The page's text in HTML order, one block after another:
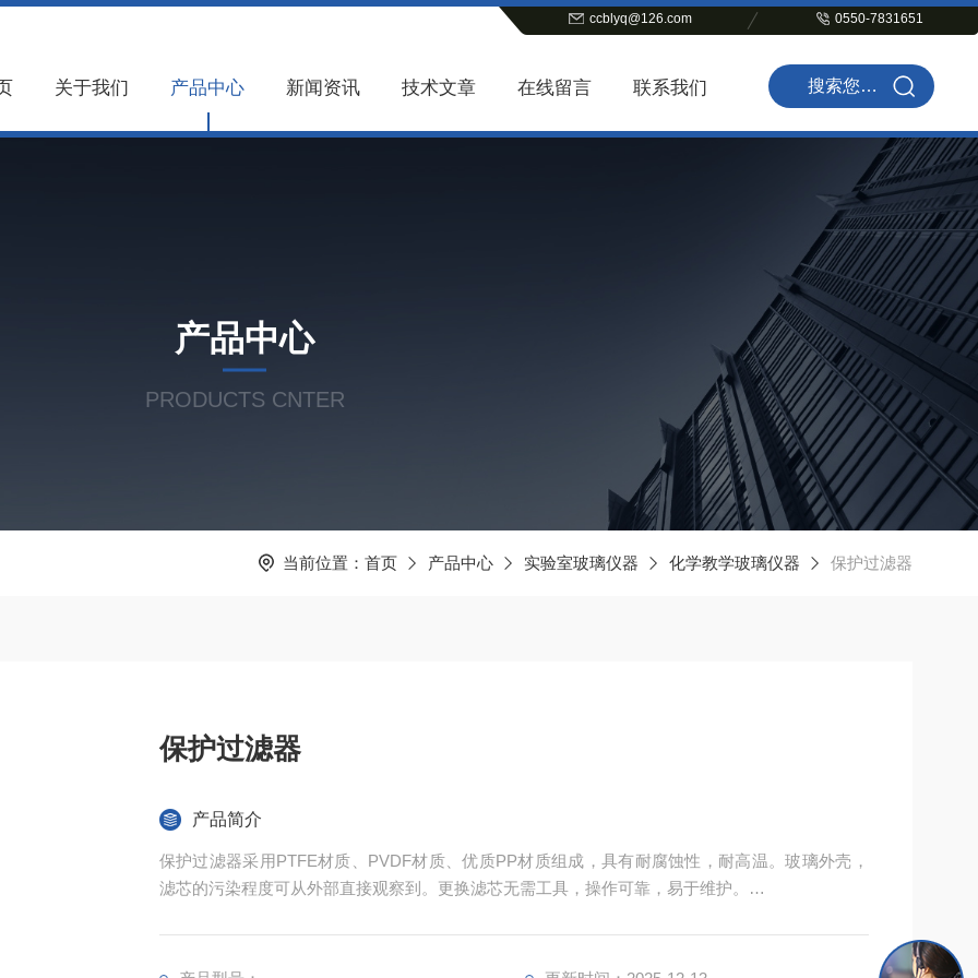
ccblyq@126.com 0550-7831651
关于我们 产品中心 新闻资讯 技术文章 在线留言 联系我们
产品中心
PRODUCTS CNTER
当前位置： 首页 产品中心 实验室玻璃仪器 化学教学玻璃仪器 保护过滤器
保护过滤器
产品简介
保护过滤器采用PTFE材质、PVDF材质、优质PP材质组成，具有耐腐蚀性，耐高温。玻璃外壳，
滤芯的污染程度可从外部直接观察到。更换滤芯无需工具，操作可靠，易于维护。